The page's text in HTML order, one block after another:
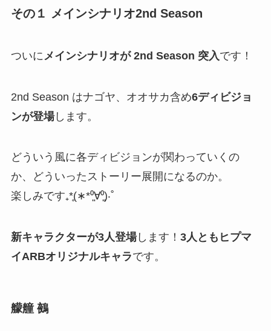
その１ メインシナリオ2nd Season
ついに メインシナリオが 2nd Season 突入です！
2nd Season はナゴヤ、オオサカ含め6ディビジョ
ンが登場します。
どういう風に各ディビジョンが関わっていくの
か、どういったストーリー展開になるのか。
楽しみです₊*̥(∗︎*⁰͈∀⁰͈)‧˚
新キャラクターが3人登場します！ 3人ともヒプマ
イARBオリジナルキャラです。
艨艟 鵺